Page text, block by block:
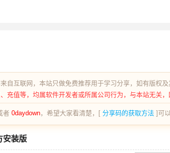
自互联网，本站只做免费推荐用于学习分享，如有版权
充值等，均属软件开发者或所属公司行为，与本站无关
者 0daydown，希望大家看清楚，[ 分享码的获取方法 ]可
安装版